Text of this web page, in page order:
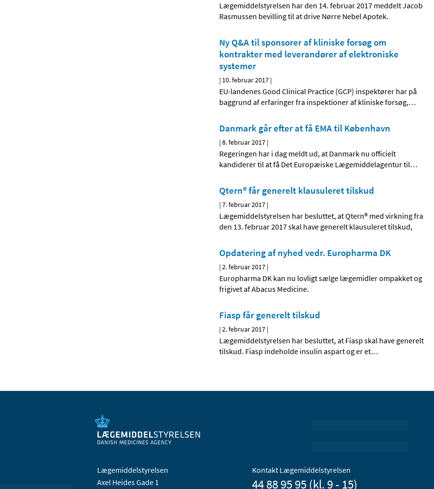
Lægemiddelstyrelsen har den 14. februar 2017 meddelt Jacob
Rasmussen bevilling til at drive Nørre Nebel Apotek.
Ny Q&A til sponsorer af kliniske forsøg om
kontrakter med leverandører af elektroniske
systemer
| 10. februar 2017 |
EU-landenes Good Clinical Practice (GCP) inspektører har på
baggrund af erfaringer fra inspektioner af kliniske forsøg,…
Danmark går efter at få EMA til København
|8. februar 2017 |
Regeringen har i dag meldt ud, at Danmark nu officielt
kandiderer til at få Det Europæiske Lægemiddelagentur til…
Qtern® får generelt klausuleret tilskud
|7. februar 2017 |
Lægemiddelstyrelsen har besluttet, at Qtern® med virkning fra
den 13. februar 2017 skal have generelt klausuleret tilskud,
Opdatering af nyhed vedr. Europharma DK
|2. februar 2017 |
Europharma DK kan nu lovligt sælge lægemidler ompakket og
frigivet af Abacus Medicine.
Fiasp får generelt tilskud
|2. februar 2017 |
Lægemiddelstyrelsen har besluttet, at Fiasp skal have generelt
tilskud. Fiasp indeholde insulin aspart og er et…
Lægemiddelstyrelsen
Axel Heides Gade 1
Kontakt Lægemiddelstyrelsen
44 88 95 95 (kl. 9 - 15)